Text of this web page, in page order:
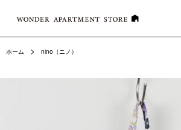
ホーム nino（ニノ）